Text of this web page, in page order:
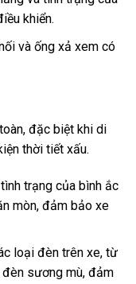
khiển.
và ống xả xem có
đặc biệt khi di
thời tiết xấu.
trạng của bình ắc
mòn, đảm bảo xe
loại đèn trên xe, từ
đèn sương mù, đảm